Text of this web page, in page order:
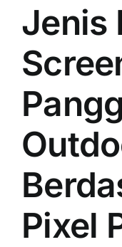
Jenis
Pixel